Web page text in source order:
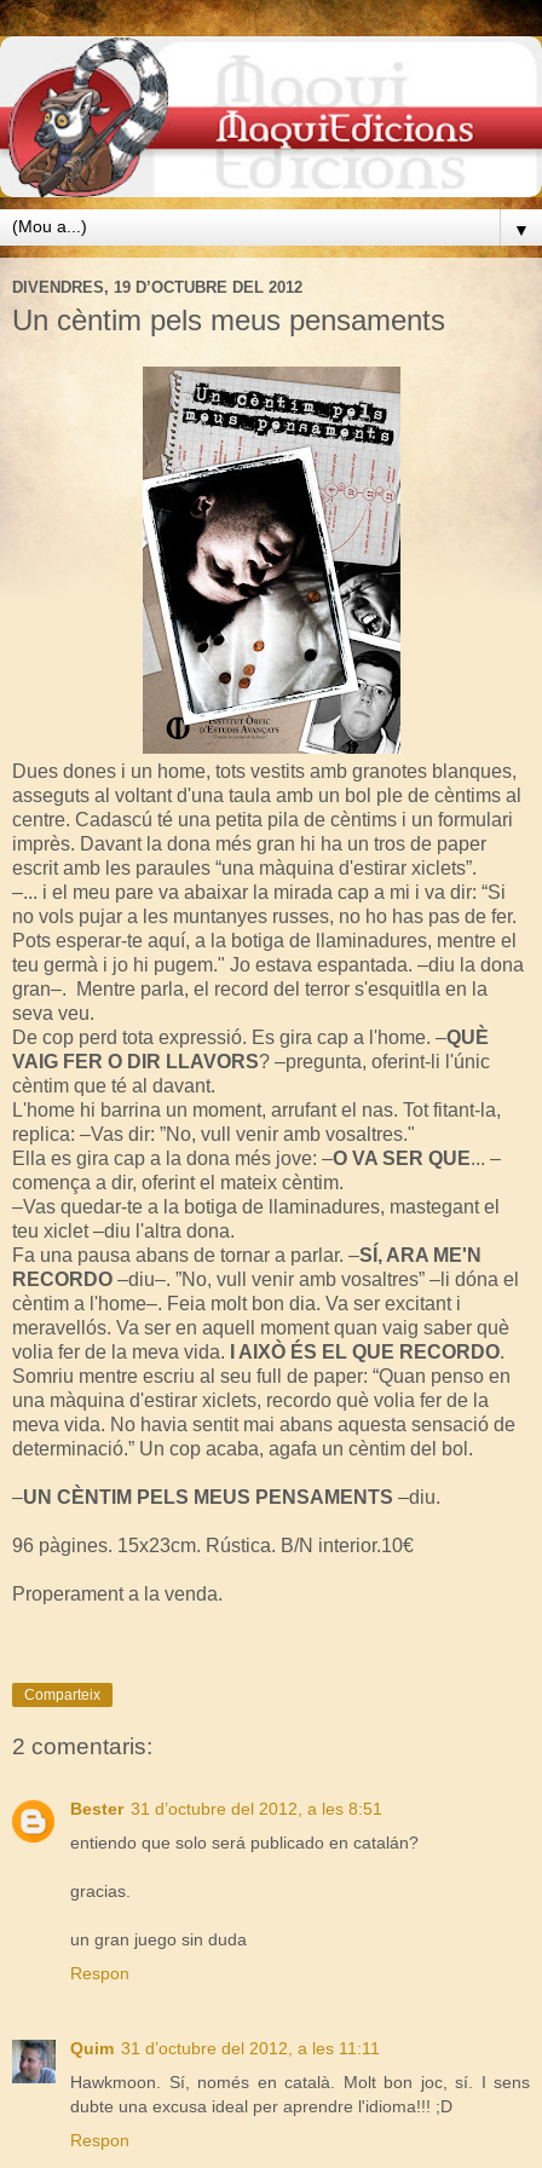
▼
DIVENDRES, 19 D’OCTUBRE DEL 2012
Un cèntim pels meus pensaments
Dues dones i un home, tots vestits amb granotes blanques,
asseguts al voltant d'una taula amb un bol ple de cèntims al
centre. Cadascú té una petita pila de cèntims i un formulari
imprès. Davant la dona més gran hi ha un tros de paper
escrit amb les paraules “una màquina d'estirar xiclets”.
–... i el meu pare va abaixar la mirada cap a mi i va dir: “Si
no vols pujar a les muntanyes russes, no ho has pas de fer.
Pots esperar-te aquí, a la botiga de llaminadures, mentre el
teu germà i jo hi pugem." Jo estava espantada. –diu la dona
gran–. Mentre parla, el record del terror s'esquitlla en la
seva veu.
De cop perd tota expressió. Es gira cap a l'home. –QUÈ
VAIG FER O DIR LLAVORS? –pregunta, oferint-li l'únic
cèntim que té al davant.
L'home hi barrina un moment, arrufant el nas. Tot fitant-la,
replica: –Vas dir: ”No, vull venir amb vosaltres."
Ella es gira cap a la dona més jove: –O VA SER QUE... –
comença a dir, oferint el mateix cèntim.
–Vas quedar-te a la botiga de llaminadures, mastegant el
teu xiclet –diu l'altra dona.
Fa una pausa abans de tornar a parlar. –SÍ, ARA ME'N
RECORDO –diu–. ”No, vull venir amb vosaltres” ­–li dóna el
cèntim a l'home–. Feia molt bon dia. Va ser excitant i
meravellós. Va ser en aquell moment quan vaig saber què
volia fer de la meva vida.
I AIXÒ ÉS EL QUE RECORDO.
Somriu mentre escriu al seu full de paper: “Quan penso en
una màquina d'estirar xiclets, recordo què volia fer de la
meva vida. No havia sentit mai abans aquesta sensació de
determinació.” Un cop acaba, agafa un cèntim del bol.
–UN CÈNTIM PELS MEUS PENSAMENTS –diu.
96 pàgines. 15x23cm. Rústica. B/N interior.10€
Properament a la venda.
Comparteix
2 comentaris:
Bester 31 d’octubre del 2012, a les 8:51
entiendo que solo será publicado en catalán?
gracias.
un gran juego sin duda
Respon
Quim 31 d’octubre del 2012, a les 11:11
Hawkmoon. Sí, només en català. Molt bon joc, sí. I sens
dubte una excusa ideal per aprendre l'idioma!!! ;D
Respon